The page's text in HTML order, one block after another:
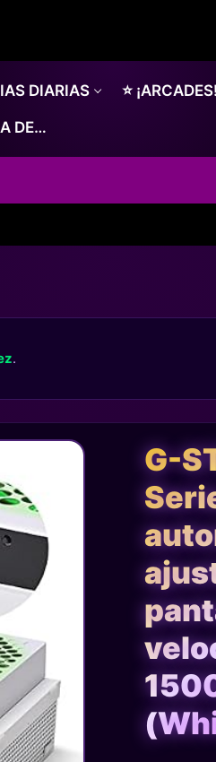
DIARIAS ⭐ ¡ARCADES!
DE…
.
G-